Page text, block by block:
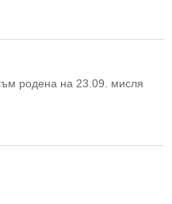
родена на 23.09. мисля